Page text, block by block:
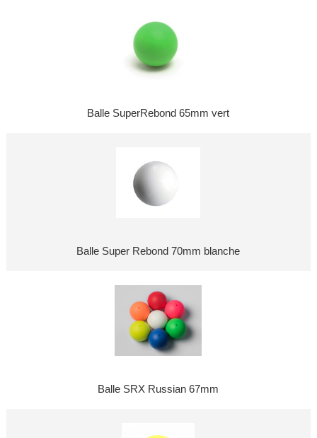
Balle SuperRebond 65mm vert
Balle Super Rebond 70mm blanche
Balle SRX Russian 67mm